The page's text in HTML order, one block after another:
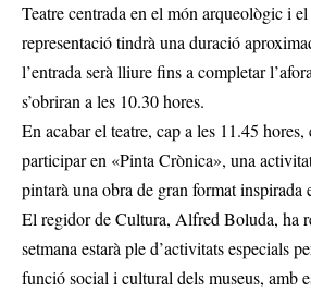
Teatre centrada en el món arqueològic i
representació tindrà una duració
l’entrada serà lliure fins a completar
s’obriran a les 10.30 hores.
En acabar el teatre, cap a les 11.45
participar en «Pinta Crònica», una
pintarà una obra de gran format inspirada
El regidor de Cultura, Alfred Boluda, ha
setmana estarà ple d’activitats especials
funció social i cultural dels museus, amb